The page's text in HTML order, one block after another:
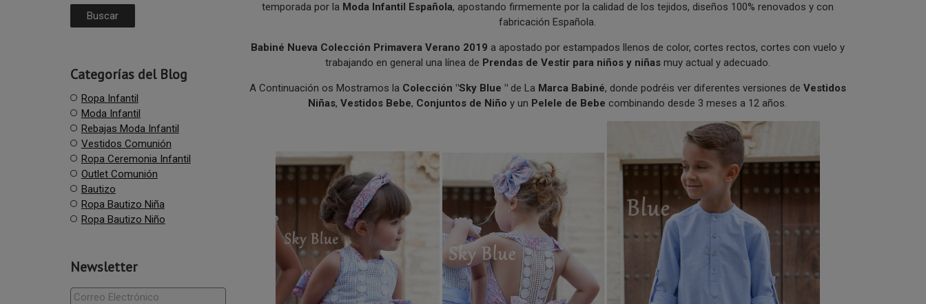
Categorías del Blog
Ropa Infantil
Moda Infantil
Rebajas Moda Infantil
Vestidos Comunión
Ropa Ceremonia Infantil
Outlet Comunión
Bautizo
Ropa Bautizo Niña
Ropa Bautizo Niño
Newsletter
temporada por la Moda Infantil Española, apostando firmemente por la calidad de los tejidos, diseños 100% renovados y con
fabricación Española.
Babiné Nueva Colección Primavera Verano 2019 a apostado por estampados llenos de color, cortes rectos, cortes con vuelo y
trabajando en general una línea de Prendas de Vestir para niños y niñasmuy actual y adecuado.
A Continuación os Mostramos la Colección "Sky Blue "de La Marca Babiné, donde podréis ver diferentes versiones de Vestidos
Niñas,Vestidos Bebe, Conjuntos de Niño y un Pelele de Bebe combinando desde 3 meses a 12 años.